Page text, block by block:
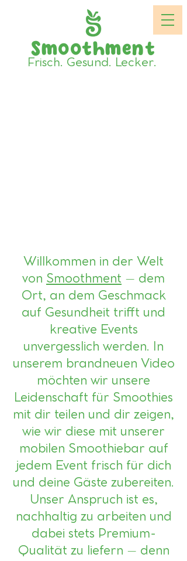
Smoothment
Frisch. Gesund. Lecker.
Willkommen in der Welt
von Smoothment – dem
Ort, an dem Geschmack
auf Gesundheit trifft und
kreative Events
unvergesslich werden. In
unserem brandneuen Video
möchten wir unsere
Leidenschaft für Smoothies
mit dir teilen und dir zeigen,
wie wir diese mit unserer
mobilen Smoothiebar auf
jedem Event frisch für dich
und deine Gäste zubereiten.
Unser Anspruch ist es,
nachhaltig zu arbeiten und
dabei stets Premium-
Qualität zu liefern – denn